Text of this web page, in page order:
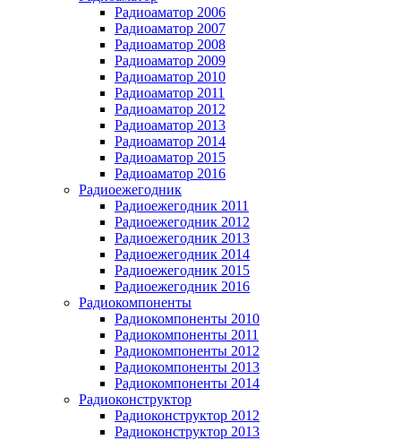
Радиоаматор 2006
Радиоаматор 2007
Радиоаматор 2008
Радиоаматор 2009
Радиоаматор 2010
Радиоаматор 2011
Радиоаматор 2012
Радиоаматор 2013
Радиоаматор 2014
Радиоаматор 2015
Радиоаматор 2016
Радиоежегодник
Радиоежегодник 2011
Радиоежегодник 2012
Радиоежегодник 2013
Радиоежегодник 2014
Радиоежегодник 2015
Радиоежегодник 2016
Радиокомпоненты
Радиокомпоненты 2010
Радиокомпоненты 2011
Радиокомпоненты 2012
Радиокомпоненты 2013
Радиокомпоненты 2014
Радиоконструктор
Радиоконструктор 2012
Радиоконструктор 2013